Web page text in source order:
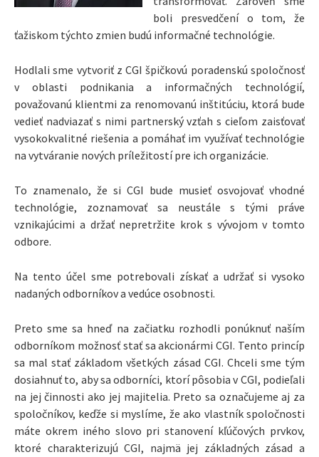
boli presvedčení o tom, že
ťažiskom týchto zmien budú informačné technológie.
Hodlali sme vytvoriť z CGI špičkovú poradenskú spoločnosť
v oblasti podnikania a informačných technológií,
považovanú klientmi za renomovanú inštitúciu, ktorá bude
vedieť nadviazať s nimi partnerský vzťah s cieľom zaisťovať
vysokokvalitné riešenia a pomáhať im využívať technológie
na vytváranie nových príležitostí pre ich organizácie.
To znamenalo, že si CGI bude musieť osvojovať vhodné
technológie, zoznamovať sa neustále s tými práve
vznikajúcimi a držať nepretržite krok s vývojom v tomto
odbore.
Na tento účel sme potrebovali získať a udržať si vysoko
nadaných odborníkov a vedúce osobnosti.
Preto sme sa hneď na začiatku rozhodli ponúknuť naším
odborníkom možnosť stať sa akcionármi CGI. Tento princíp
sa mal stať základom všetkých zásad CGI. Chceli sme tým
dosiahnuť to, aby sa odborníci, ktorí pôsobia v CGI, podieľali
na jej činnosti ako jej majitelia. Preto sa označujeme aj za
spoločníkov, keďže si myslíme, že ako vlastník spoločnosti
máte okrem iného slovo pri stanovení kľúčových prvkov,
ktoré charakterizujú CGI, najmä jej základných zásad a